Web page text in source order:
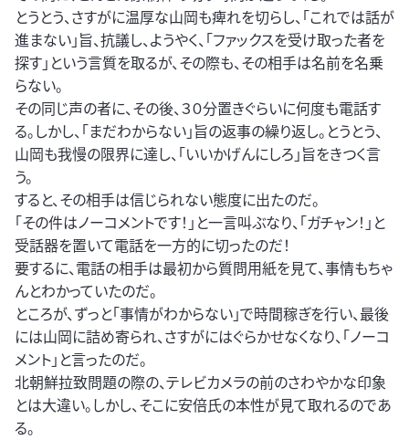
とうとう、さすがに温厚な山岡も痺れを切らし、「これでは話が
進まない」旨、抗議し、ようやく、「ファックスを受け取った者を
探す」という言質を取るが、その際も、その相手は名前を名乗
らない。
その同じ声の者に、その後、３０分置きぐらいに何度も電話す
る。しかし、「まだわからない」旨の返事の繰り返し。とうとう、
山岡も我慢の限界に達し、「いいかげんにしろ」旨をきつく言
う。
すると、その相手は信じられない態度に出たのだ。
「その件はノーコメントです！」と一言叫ぶなり、「ガチャン！」と
受話器を置いて電話を一方的に切ったのだ！
要するに、電話の相手は最初から質問用紙を見て、事情もちゃ
んとわかっていたのだ。
ところが、ずっと「事情がわからない」で時間稼ぎを行い、最後
には山岡に詰め寄られ、さすがにはぐらかせなくなり、「ノーコ
メント」と言ったのだ。
北朝鮮拉致問題の際の、テレビカメラの前のさわやかな印象
とは大違い。しかし、そこに安倍氏の本性が見て取れるのであ
る。